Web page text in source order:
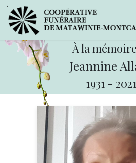
À la
Jeannine
1931 - 2021